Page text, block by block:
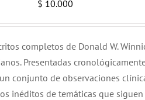
$ 10.000
completos de Donald W.
Presentadas
conjunto de observaciones
inéditos de temáticas que